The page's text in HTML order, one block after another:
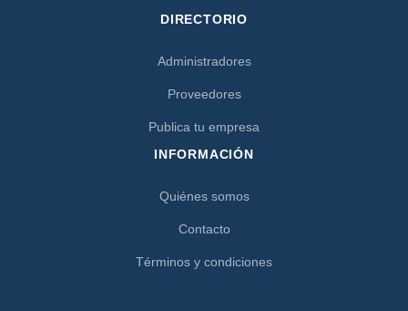
DIRECTORIO
Administradores
Proveedores
Publica tu empresa
INFORMACIÓN
Quiénes somos
Contacto
Términos y condiciones